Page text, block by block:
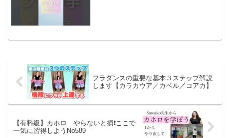
フラダンスの重要な基本３ステップ解説
します【カラカウア／カベル／コアカ】
【有料級】カホロ やらないと損❗️ここで
一気に習得しようNo589